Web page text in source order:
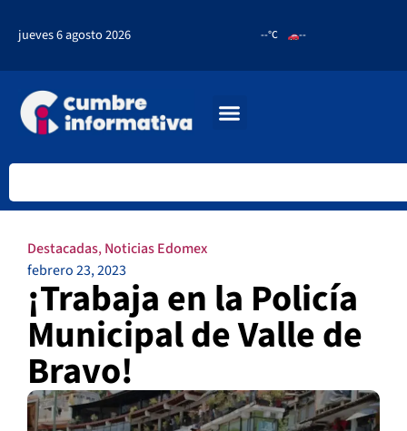
jueves 6 agosto 2026 --°C --
Destacadas,Noticias Edomex
febrero 23, 2023
¡Trabaja en la Policía
Municipal de Valle de
Bravo!